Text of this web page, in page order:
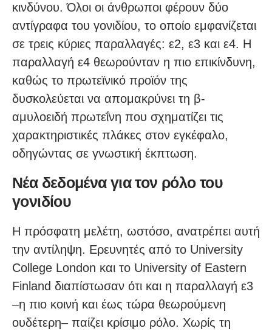
κινδύνου. Όλοι οι άνθρωποι φέρουν δύο
αντίγραφα του γονιδίου, το οποίο εμφανίζεται
σε τρεις κύριες παραλλαγές: ε2, ε3 και ε4. Η
παραλλαγή ε4 θεωρούνταν η πιο επικίνδυνη,
καθώς το πρωτεϊνικό προϊόν της
δυσκολεύεται να απομακρύνει τη β-
αμυλοειδή πρωτεΐνη που σχηματίζει τις
χαρακτηριστικές πλάκες στον εγκέφαλο,
οδηγώντας σε γνωστική έκπτωση.
Νέα δεδομένα για τον ρόλο του
γονιδίου
Η πρόσφατη μελέτη, ωστόσο, ανατρέπει αυτή
την αντίληψη. Ερευνητές από το University
College London και το University of Eastern
Finland διαπίστωσαν ότι και η παραλλαγή ε3
–η πιο κοινή και έως τώρα θεωρούμενη
ουδέτερη– παίζει κρίσιμο ρόλο. Χωρίς τη